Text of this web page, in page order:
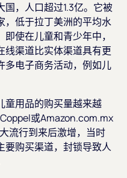
，人口超过1.3亿。它被
，低于拉丁美洲的平均水
使在儿童和青少年中，
线渠道比实体渠道具有更
多电子商务活动，例如儿
童用品的购买量越来越
或Amazon.com.mx
流行到来后激增，当时
要购买渠道，封锁导致人